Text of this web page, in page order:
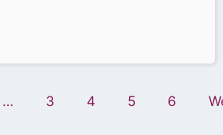
… 3 4 5 6